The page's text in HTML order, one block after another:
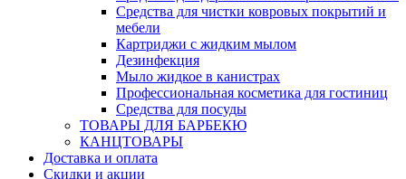
Средства для чистки ковровых покрытий и
мебели
Картриджи с жидким мылом
Дезинфекция
Мыло жидкое в канистрах
Профессиональная косметика для гостиниц
Средства для посуды
ТОВАРЫ ДЛЯ БАРБЕКЮ
КАНЦТОВАРЫ
Доставка и оплата
Скидки и акции